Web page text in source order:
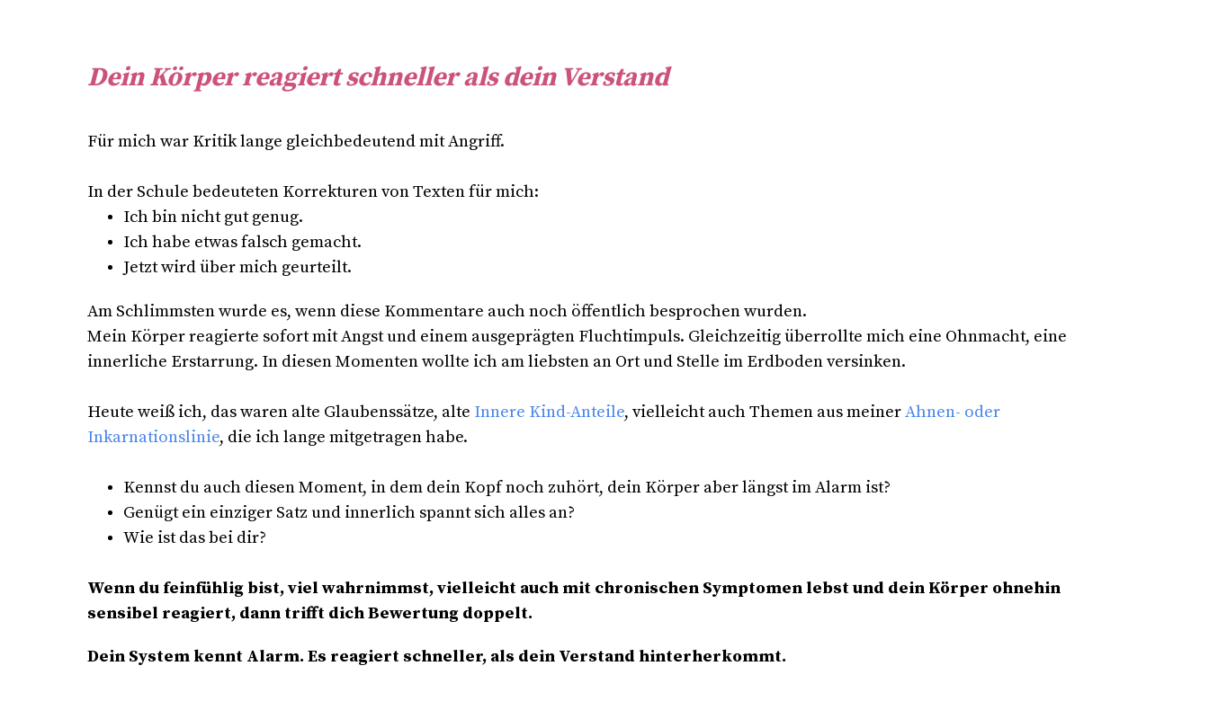
Dein Körper reagiert schneller als dein Verstand
Für mich war Kritik lange gleichbedeutend mit Angriff.
In der Schule bedeuteten Korrekturen von Texten für mich:
Ich bin nicht gut genug.
Ich habe etwas falsch gemacht.
Jetzt wird über mich geurteilt.
Am Schlimmsten wurde es, wenn diese Kommentare auch noch öffentlich besprochen wurden.
Mein Körper reagierte sofort mit Angst und einem ausgeprägten Fluchtimpuls. Gleichzeitig überrollte mich eine Ohnmacht, eine
innerliche Erstarrung. In diesen Momenten wollte ich am liebsten an Ort und Stelle im Erdboden versinken.
Heute weiß ich, das waren alte Glaubenssätze, alte Innere Kind-Anteile, vielleicht auch Themen aus meinerAhnen- oder
Inkarnationslinie, die ich lange mitgetragen habe.
Kennst du auch diesen Moment, in dem dein Kopf noch zuhört, dein Körper aber längst im Alarm ist?
Genügt ein einziger Satz und innerlich spannt sich alles an?
Wie ist das bei dir?
Wenn du feinfühlig bist, viel wahrnimmst, vielleicht auch mit chronischen Symptomen lebst und dein Körper ohnehin
sensibel reagiert, dann trifft dich Bewertung doppelt.
Dein System kennt Alarm. Es reagiert schneller, als dein Verstand hinterherkommt.